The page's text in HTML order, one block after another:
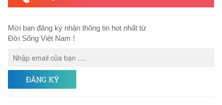
Mời bạn đăng ký nhận thông tin hot nhất từ
Đời Sống Việt Nam !
ĐĂNG KÝ